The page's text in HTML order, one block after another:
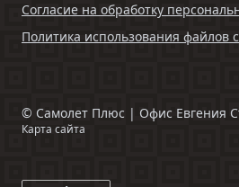
Согласие на обработку
Политика использования файлов
© Самолет Плюс | Офис Евгения
Карта сайта